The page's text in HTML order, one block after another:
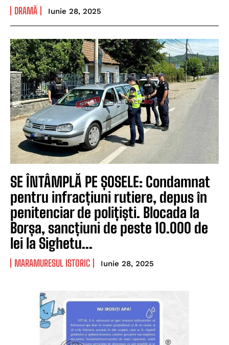
DRAMĂ Iunie 28, 2025
SE ÎNTÂMPLĂ PE ȘOSELE: Condamnat
pentru infracțiuni rutiere, depus în
penitenciar de polițiști. Blocada la
Borșa, sancțiuni de peste 10.000 de
lei la Sighetu...
MARAMURESUL ISTORIC Iunie 28, 2025